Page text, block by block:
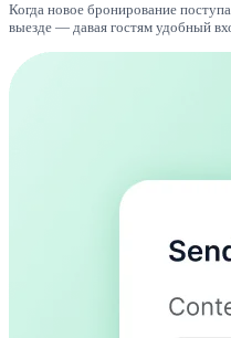
Когда новое бронирование
выезде — давая гостям удобный